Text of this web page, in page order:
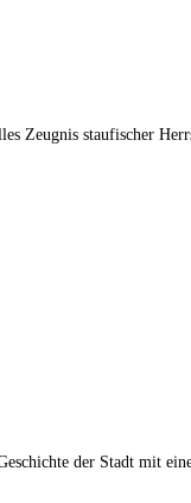
Zeugnis staufischer
der Stadt mit